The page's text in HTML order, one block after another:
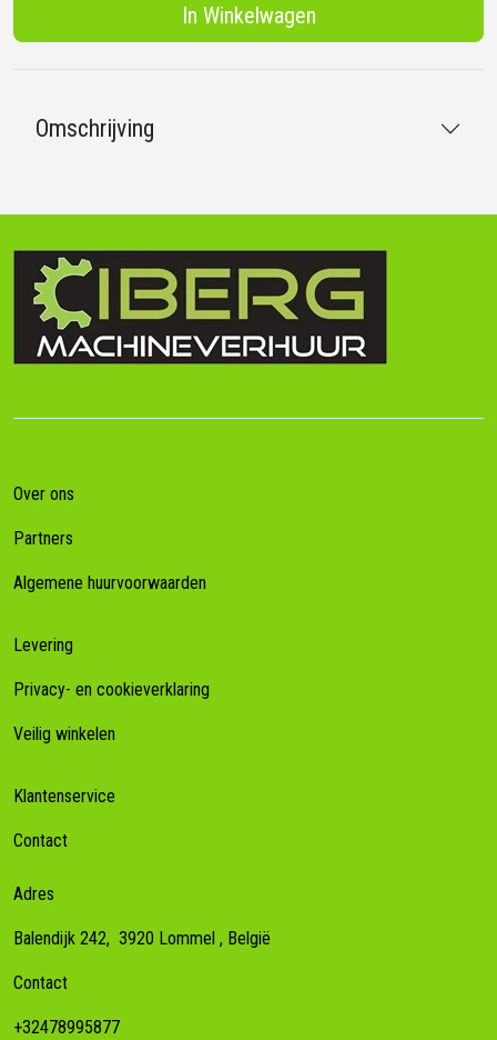
In Winkelwagen
Omschrijving
Over ons
Partners
Algemene huurvoorwaarden
Levering
Privacy- en cookieverklaring
Veilig winkelen
Klantenservice
Contact
Adres
Balendijk 242, 3920 Lommel , België
Contact
+32478995877